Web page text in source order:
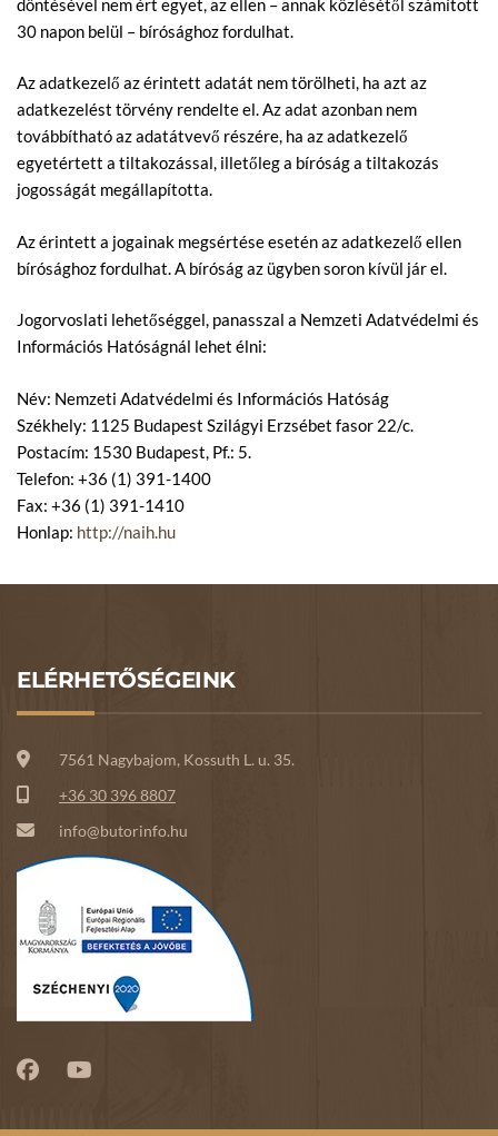
30 napon belül – bírósághoz fordulhat.
Az adatkezelő az érintett adatát nem törölheti, ha azt az
adatkezelést törvény rendelte el. Az adat azonban nem
továbbítható az adatátvevő részére, ha az adatkezelő
egyetértett a tiltakozással, illetőleg a bíróság a tiltakozás
jogosságát megállapította.
Az érintett a jogainak megsértése esetén az adatkezelő ellen
bírósághoz fordulhat. A bíróság az ügyben soron kívül jár el.
Jogorvoslati lehetőséggel, panasszal a Nemzeti Adatvédelmi és
Információs Hatóságnál lehet élni:
Név: Nemzeti Adatvédelmi és Információs Hatóság
Székhely: 1125 Budapest Szilágyi Erzsébet fasor 22/c.
Postacím: 1530 Budapest, Pf.: 5.
Telefon: +36 (1) 391-1400
Fax: +36 (1) 391-1410
Honlap: http://naih.hu
ELÉRHETŐSÉGEINK
7561 Nagybajom, Kossuth L. u. 35.
+36 30 396 8807
info@butorinfo.hu